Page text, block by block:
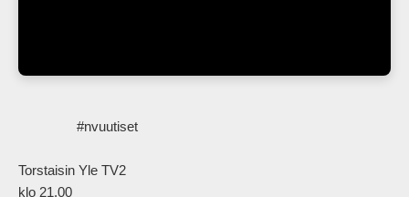
Torstaisin Yle TV2
klo 21.00